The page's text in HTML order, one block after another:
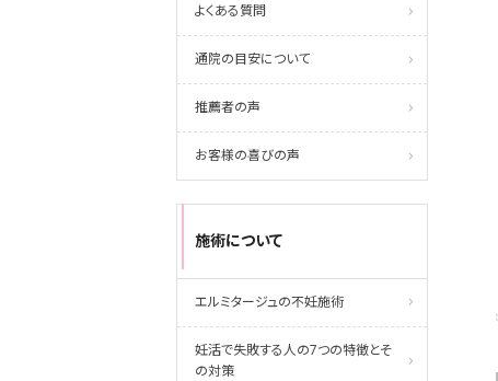
よくある質問
通院の目安について
推薦者の声
お客様の喜びの声
施術について
エルミタージュの不妊施術
妊活で失敗する人の7つの特徴とそ
の対策